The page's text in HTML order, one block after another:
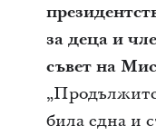
за деца и
съвет на
била една и